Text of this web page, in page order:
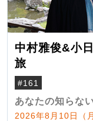
中村雅俊&小
旅
#161
あなたの知らな
2026年8月10日（